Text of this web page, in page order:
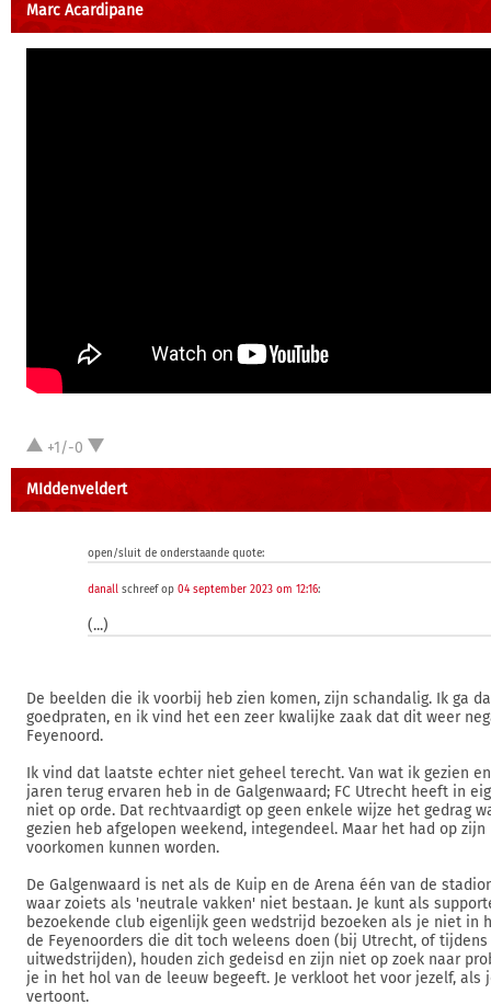
Marc Acardipane
+1/-0
MIddenveldert
open/sluit de onderstaande quote:
danall schreef op 04 september 2023 om 12:16:
(...)
De beelden die ik voorbij heb zien komen, zijn schandalig. Ik ga
goedpraten, en ik vind het een zeer kwalijke zaak dat dit weer
Feyenoord.
Ik vind dat laatste echter niet geheel terecht. Van wat ik gezien
jaren terug ervaren heb in de Galgenwaard; FC Utrecht heeft in
niet op orde. Dat rechtvaardigt op geen enkele wijze het gedrag
gezien heb afgelopen weekend, integendeel. Maar het had op
voorkomen kunnen worden.
De Galgenwaard is net als de Kuip en de Arena één van de
waar zoiets als 'neutrale vakken' niet bestaan. Je kunt als
bezoekende club eigenlijk geen wedstrijd bezoeken als je niet in
de Feyenoorders die dit toch weleens doen (bij Utrecht, of
uitwedstrijden), houden zich gedeisd en zijn niet op zoek naar
je in het hol van de leeuw begeeft. Je verkloot het voor jezelf, als
vertoont.